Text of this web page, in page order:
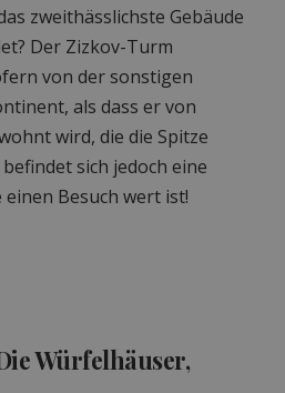
zweithässlichste Gebäude
Der Zizkov-Turm
von der sonstigen
als dass er von
wird, die die Spitze
sich jedoch eine
Besuch wert ist!
Würfelhäuser,